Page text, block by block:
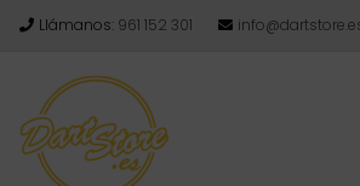
Llámanos: 961 152 301